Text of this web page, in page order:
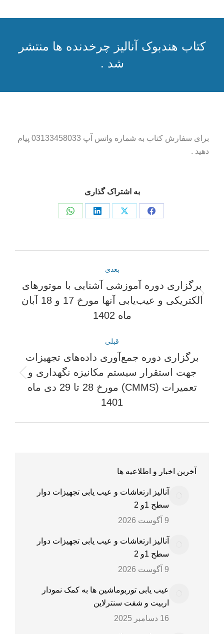
کتاب هندبوک آنالیز چرخدنده ها منتشر
شد .
برای سفارش کتاب به شماره واتس آپ 03133458033 پیام
دهید .
به اشتراک گذاری
اشتراک اشتراک اشتراک اشتراک
مطلب
قبلی
پست
قبلی:
برگزاری دوره جمع‌آوری داده‌های تجهیزات
جهت استقرار سیستم مکانیزه نگهداری و
تعمیرات (CMMS) مورخ 28 تا 29 دی ماه
1401
بعدی
نوشته
بعدی:
برگزاری دوره آموزشی آشنایی با موتورهای
الکتریکی و عیب‌یابی آنها مورخ 17 و 18 آبان
ماه 1402
آخرین اخبار و اطلاعیه ها
آنالیز ارتعاشات و عیب یابی تجهیزات دوار
سطح 1و 2
9 آگوست 2026
آنالیز ارتعاشات و عیب یابی تجهیزات دوار
سطح 1و 2
9 آگوست 2026
عیب یابی توربوماشین ها به کمک نمودار
اربیت و شفت سنترلاین
16 دسامبر 2025